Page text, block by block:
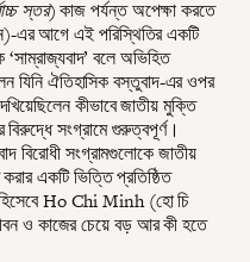
স্তর)কাজ পর্যন্ত অপেক্ষা করতে
এর আগে এই পরিস্থিতির একটি
‘সাম্রাজ্যবাদ’ বলে অভিহিত
যিনি ঐতিহাসিক বস্তুবাদ-এর ওপর
কীভাবে জাতীয় মুক্তি
বিরুদ্ধে সংগ্রামে গুরুত্বপূর্ণ।
বিরোধী সংগ্রামগুলোকে জাতীয়
একটি ভিত্তি প্রতিষ্ঠিত
হিসেবে Ho Chi Minh (হো চি
ও কাজের চেয়ে বড় আর কী হতে